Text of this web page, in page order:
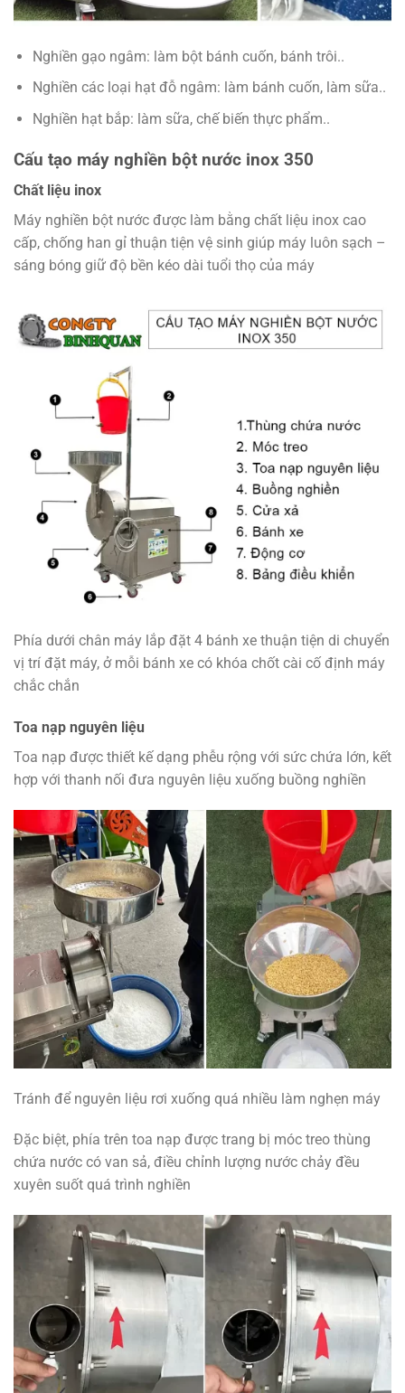
Nghiền gạo ngâm: làm bột bánh cuốn, bánh trôi..
Nghiền các loại hạt đỗ ngâm: làm bánh cuốn, làm sữa..
Nghiền hạt bắp: làm sữa, chế biến thực phẩm..
Cấu tạo máy nghiền bột nước inox 350
Chất liệu inox
Máy nghiền bột nước được làm bằng chất liệu inox cao
cấp, chống han gỉ thuận tiện vệ sinh giúp máy luôn sạch –
sáng bóng giữ độ bền kéo dài tuổi thọ của máy
Phía dưới chân máy lắp đặt 4 bánh xe thuận tiện di chuyển
vị trí đặt máy, ở mỗi bánh xe có khóa chốt cài cố định máy
chắc chắn
Toa nạp nguyên liệu
Toa nạp được thiết kế dạng phễu rộng với sức chứa lớn, kết
hợp với thanh nối đưa nguyên liệu xuống buồng nghiền
Tránh để nguyên liệu rơi xuống quá nhiều làm nghẹn máy
Đặc biệt, phía trên toa nạp được trang bị móc treo thùng
chứa nước có van sả, điều chỉnh lượng nước chảy đều
xuyên suốt quá trình nghiền